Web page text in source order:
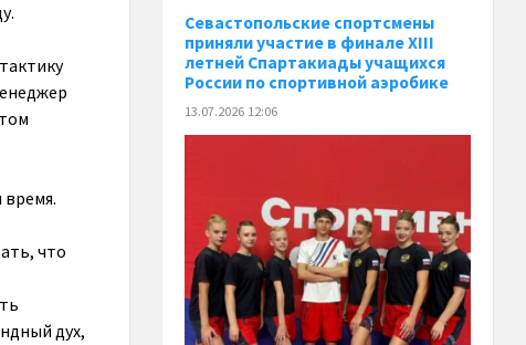
что
дух,
Севастопольские спортсмены
приняли участие в финале XIII
летней Спартакиады учащихся
России по спортивной аэробике
13.07.2026 12:06